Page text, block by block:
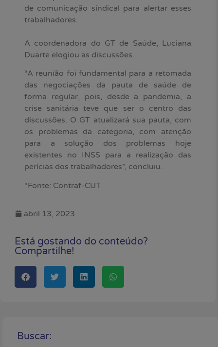
de comunicação sindical para alertar esses
trabalhadores.
A coordenadora do GT de Saúde, Luciana
Duarte elogiou as discussões.
“A reunião foi fundamental para a retomada
das negociações da pauta de saúde de
forma regular, pois, desde a pandemia, a
crise sanitária teve que ser o centro das
discussões. O GT atualizará sua pauta, com
os problemas da categoria, com atenção
para a solução dos problemas hoje
existentes no INSS para a realização das
perícias dos trabalhadores”, concluiu.
*Fonte: Contraf-CUT
abril 13, 2023
Está gostando do conteúdo?
Compartilhe!
Buscar: